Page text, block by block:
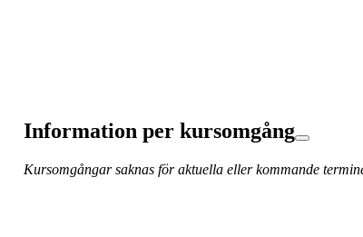
Information per kursomgång
Kursomgångar saknas för aktuella eller kommande